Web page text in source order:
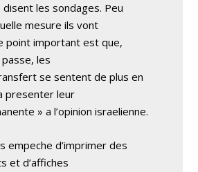
les sondages. Peu
mesure ils vont
point important est que,
les
se sentent de plus en
presenter leur
» a l’opinion israelienne.
empeche d’imprimer des
et d’affiches